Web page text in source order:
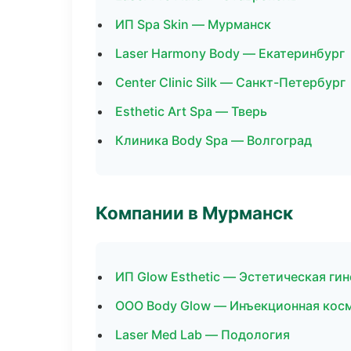
ИП Spa Skin — Мурманск
Laser Harmony Body — Екатеринбург
Center Clinic Silk — Санкт-Петербург
Esthetic Art Spa — Тверь
Клиника Body Spa — Волгоград
Компании в Мурманск
ИП Glow Esthetic — Эстетическая
ООО Body Glow — Инъекционная
Laser Med Lab — Подология